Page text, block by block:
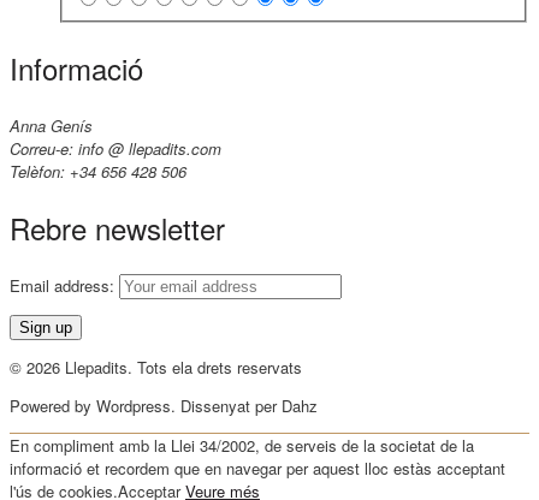
Informació
Anna Genís
Correu-e: info @ llepadits.com
Telèfon: +34 656 428 506
Rebre newsletter
Email address:
© 2026 Llepadits. Tots ela drets reservats
Powered by Wordpress. Dissenyat per Dahz
En compliment amb la Llei 34/2002, de serveis de la societat de la
informació et recordem que en navegar per aquest lloc estàs acceptant
l'ús de cookies.Acceptar Veure més